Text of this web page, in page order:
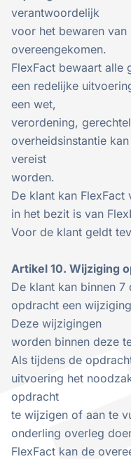
verantwoordelijk
voor het bewaren
overeengekomen.
FlexFact bewaart alle
een redelijke
een wet,
verordening,
overheidsinstantie
vereist
worden.
De klant kan
in het bezit is van
Voor de klant geldt
Artikel 10. Wijziging
De klant kan binnen
opdracht een
Deze wijzigingen
worden binnen deze
Als tijdens de
uitvoering het
opdracht
te wijzigen of aan te
onderling overleg
FlexFact kan de